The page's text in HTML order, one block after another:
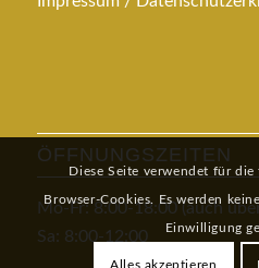
ÖFFNUNGSZEITEN
Mo-Fr: 8:00-18:00 (auch
Sa: 8:00-12:00
Diese Seite verwendet für
Browser-Cookies. Es werden
Einwilligung
Alles akzeptieren